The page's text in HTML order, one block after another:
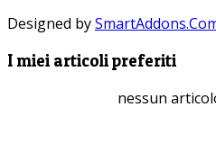
Designed by
I miei articoli preferiti
nessun